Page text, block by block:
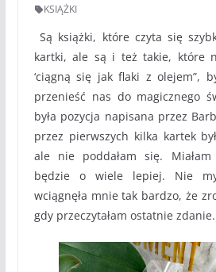
KSIĄŻKI
Są książki, które czyta się
kartki, ale są i też takie, które
‘ciągną się jak flaki z olejem”,
przenieść nas do magicznego
była pozycja napisana przez
przez pierwszych kilka kartek
ale nie poddałam się.
będzie o wiele lepiej. Nie
wciągnęła mnie tak bardzo, że
gdy przeczytałam ostatnie zdanie.